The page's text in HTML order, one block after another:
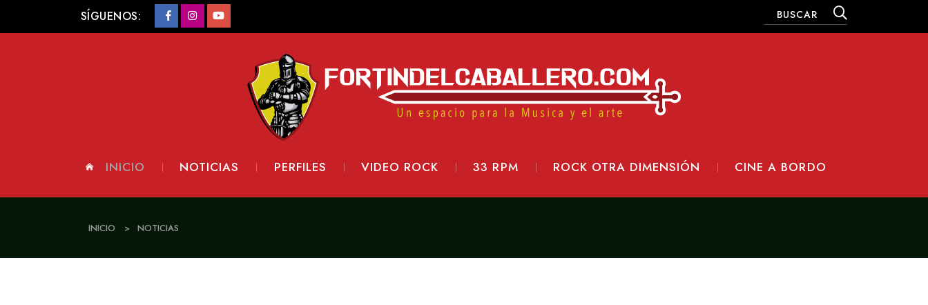
SÍGUENOS:
INICIO NOTICIAS PERFILES VIDEO ROCK 33 RPM ROCK OTRA DIMENSIÓN CINE A BORDO
INICIO > NOTICIAS